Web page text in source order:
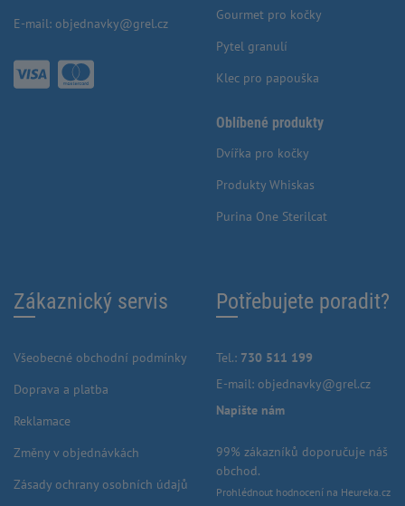
E-mail: objednavky@grel.cz
Gourmet pro kočky
Pytel granulí
Klec pro papouška
Oblíbené produkty
Dvířka pro kočky
Produkty Whiskas
Purina One Sterilcat
Zákaznický servis
Všeobecné obchodní podmínky
Doprava a platba
Reklamace
Změny v objednávkách
Zásady ochrany osobních údajů
Potřebujete poradit?
Tel.: 730 511 199
E-mail: objednavky@grel.cz
Napište nám
99% zákazníků doporučuje náš
obchod.
Prohlédnout hodnocení na Heureka.cz